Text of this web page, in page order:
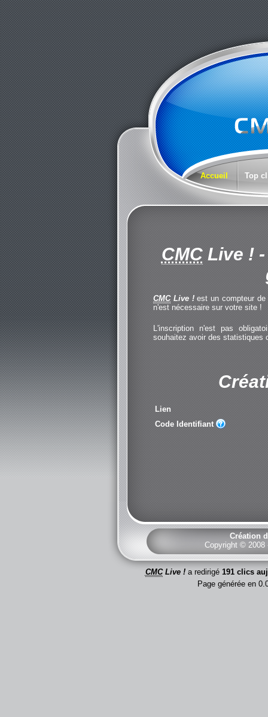
Accueil Top
CMCLive !-
CMCLive !est un compteur de
n'est nécessaire sur votre site !
L'inscription n'est pas
souhaitez avoir des statistiques
Lien
Code Identifiant
Création
Copyright © 2008
CMCLive !a redirigé 191 clics
Page générée en